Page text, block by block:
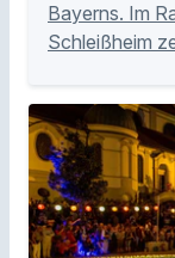
Bayerns. Im
Schleißheim